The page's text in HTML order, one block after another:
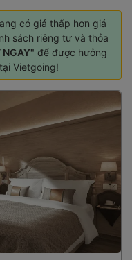
có giá thấp hơn giá
sách riêng tư và thỏa
NGAY" để được hưởng
Vietgoing!